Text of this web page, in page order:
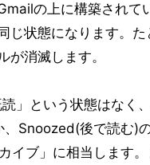
の上に構築され
じ状態になります。
が消滅します。
」という状態はなく
、Snoozed(後で読む)
イブ」に相当します